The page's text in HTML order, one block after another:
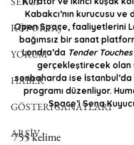
RÖPORTAJ
YORUM
HABER
GÖSTERİ SANATLARI
ARŞİV
Kabakcı’nın kurucusu
Open Space, faaliyetlerini
bağımsız bir sanat
Londra’da Tender Touches
gerçekleştirecek olan
sonbaharda ise
programı düzenliyor.
Space’i Sena
755 kelime